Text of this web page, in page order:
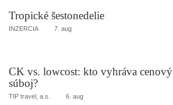
Tropické šestonedelie
INZERCIA 7. aug
CK vs. lowcost: kto vyhráva cenový
súboj?
TIP travel, a.s. 6. aug